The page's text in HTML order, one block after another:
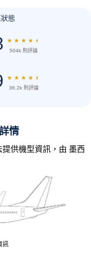
態
★ ★ ★ ★ ★
504k 則評論
★ ★ ★ ★ ★
36.2k 則評論
情
供機型資訊，由 墨西
訊